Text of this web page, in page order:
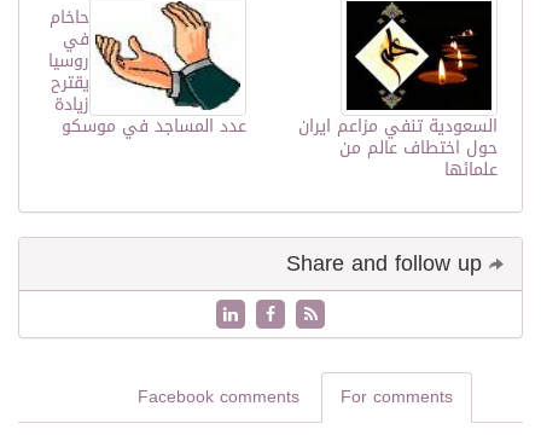
حاخام
في
روسيا
يقترح
زيادة
عدد المساجد في موسكو السعودية تنفي مزاعم ايران
حول اختطاف عالم من
علمائها
For comments
Facebook comments